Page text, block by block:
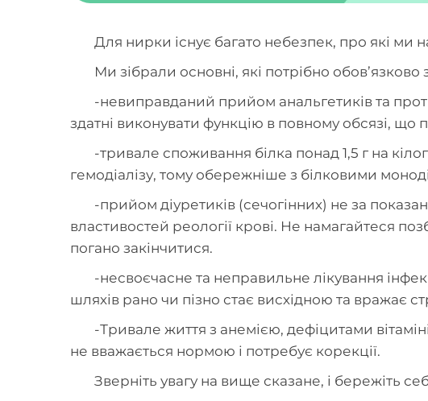
Для нирки існує багато небезпек, про які ми
Ми зібрали основні, які потрібно обов’язково
-невиправданий прийом анальгетиків та
здатні виконувати функцію в повному обсязі,
-тривале споживання білка понад 1,5 г на
гемодіалізу, тому обережніше з білковими
-прийом діуретиків (сечогінних) не за
властивостей реології крові. Не намагайтеся
погано закінчитися.
-несвоєчасне та неправильне лікування
шляхів рано чи пізно стає висхідною та вражає
-Тривале життя з анемією, дефіцитами
не вважається нормою і потребує корекції.
Зверніть увагу на вище сказане, і бережіть